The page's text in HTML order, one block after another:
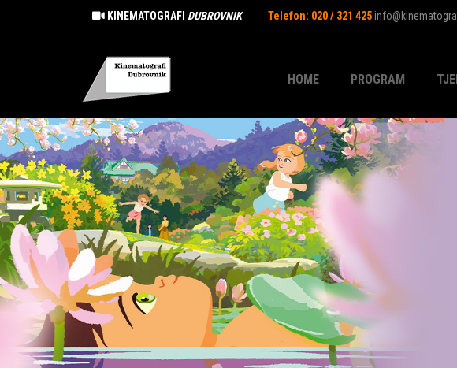
KINEMATOGRAFI DUBROVNIK Telefon: 020 / 321 425
HOME PROGRAM